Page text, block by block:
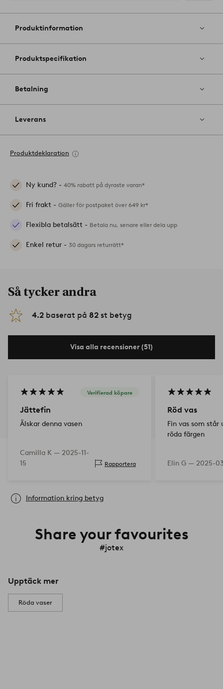
till
favoriter
Produktinformation
Produktspecifikation
Betalning
Leverans
Produktdeklaration
Ny kund? - 40% rabatt på dyraste varan*
Fri frakt - Gäller för postpaket över 649 kr*
Flexibla betalsätt - Betala nu, senare eller dela upp
Enkel retur - 30 dagars returrätt*
Så tycker andra
4.2 baserat på 82 st betyg
Visa alla recensioner (51)
Verifierad köpare
Jättefin
Älskar denna vasen
Camilla K — 2025-11-
15
Rapportera
Röd vas
Fin vas som
röda färgen
Elin G — 2025-
Information kring betyg
Share your favourites
#jotex
Upptäck mer
Röda vaser